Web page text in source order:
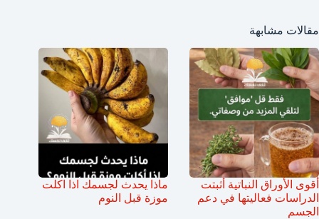
مقالات مشابهة
أقوى الأوراق النباتية أثبتت
الدراسات فعاليتها في دعم
الجسم
ماذا يحدث لجسمك اذا اكلت
موزة قبل النوم